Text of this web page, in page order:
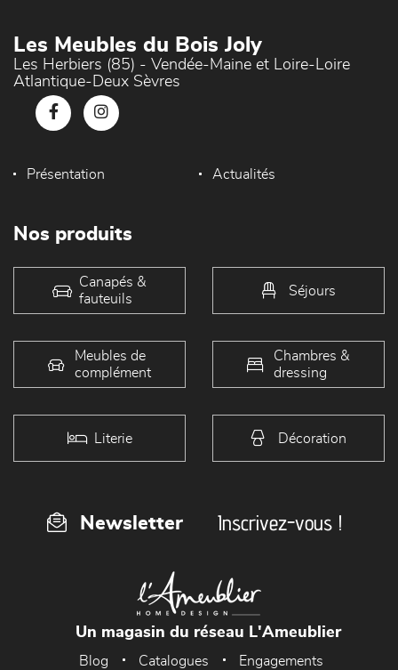
Les Meubles du Bois Joly
Les Herbiers (85) - Vendée-Maine et Loire-Loire
Atlantique-Deux Sèvres
Présentation Actualités
Nos produits
Canapés &
fauteuils
Séjours
Meubles de
complément
Chambres &
dressing
Literie Décoration
Newsletter Inscrivez-vous !
Un magasin du réseau L'Ameublier
Blog Catalogues Engagements